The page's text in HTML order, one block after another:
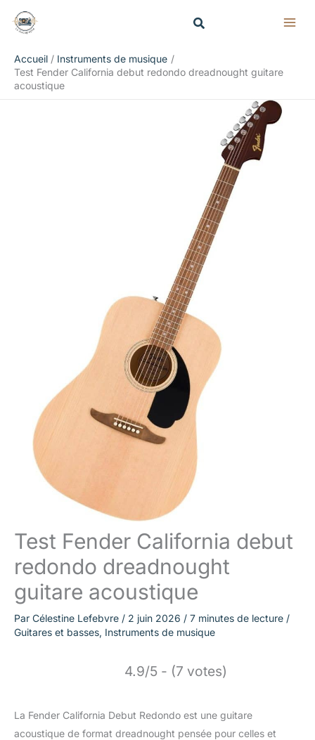
Accueil
Instruments de musique
Test Fender California debut redondo dreadnought guitare
acoustique
Test Fender California debut
redondo dreadnought
guitare acoustique
Par Célestine Lefebvre / 2 juin 2026 / 7 minutes de lecture /
Guitares et basses, Instruments de musique
4.9/5 - (7 votes)
La Fender California Debut Redondo est une guitare
acoustique de format dreadnought pensée pour celles et
Rechercher